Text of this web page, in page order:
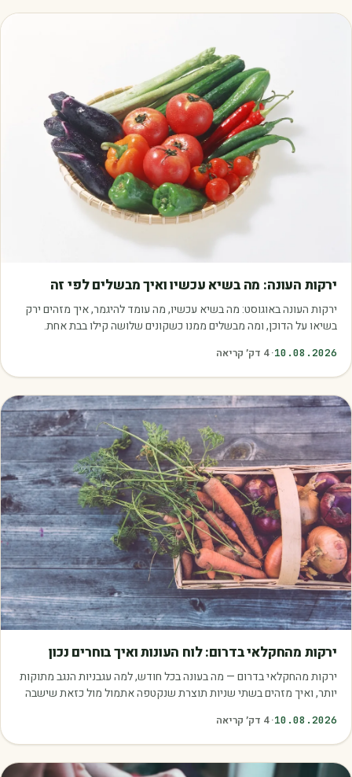
ירקות העונה: מה בשיא עכשיו ואיך מבשלים לפי זה
ירקות העונה באוגוסט: מה בשיא עכשיו, מה עומד להיגמר, איך מזהים ירק
בשיאו על הדוכן, ומה מבשלים ממנו כשקונים שלושה קילו בבת אחת.
10.08.2026
·
4 דק׳ קריאה
ירקות מהחקלאי בדרום: לוח העונות ואיך בוחרים נכון
ירקות מהחקלאי בדרום — מה בעונה בכל חודש, למה עגבניות הנגב מתוקות
יותר, ואיך מזהים בשתי שניות תוצרת שנקטפה אתמול מול כזאת שישבה
10.08.2026
·
4 דק׳ קריאה